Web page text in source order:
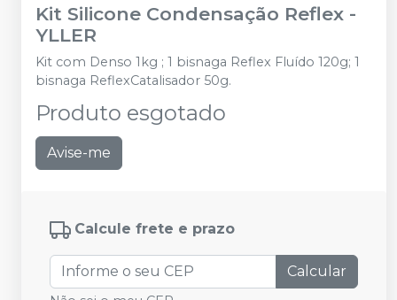
Kit Silicone Condensação Reflex -
YLLER
Kit com Denso 1kg ; 1 bisnaga Reflex Fluído 120g; 1
bisnaga ReflexCatalisador 50g.
Produto esgotado
Avise-me
Calcule frete e prazo
Calcular